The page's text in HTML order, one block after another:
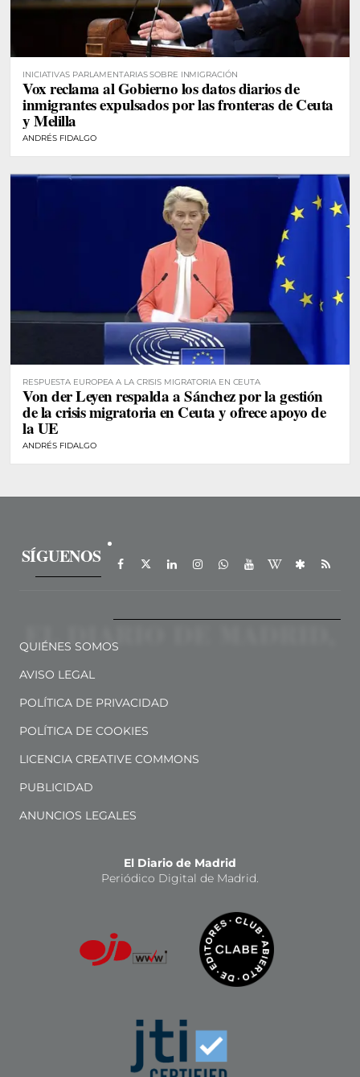
INICIATIVAS PARLAMENTARIAS SOBRE INMIGRACIÓN
Vox reclama al Gobierno los datos diarios de
inmigrantes expulsados por las fronteras de Ceuta
y Melilla
ANDRÉS FIDALGO
RESPUESTA EUROPEA A LA CRISIS MIGRATORIA EN CEUTA
Von der Leyen respalda a Sánchez por la gestión
de la crisis migratoria en Ceuta y ofrece apoyo de
la UE
ANDRÉS FIDALGO
SÍGUENOS
QUIÉNES SOMOS
AVISO LEGAL
POLÍTICA DE PRIVACIDAD
POLÍTICA DE COOKIES
LICENCIA CREATIVE COMMONS
PUBLICIDAD
ANUNCIOS LEGALES
El Diario de Madrid
Periódico Digital de Madrid.